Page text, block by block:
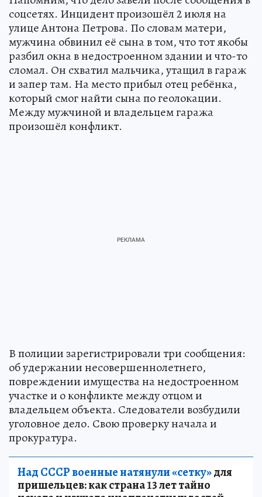
соцсетях. Инцидент произошёл 2 июля на
улице Антона Петрова. По словам матери,
мужчина обвинил её сына в том, что тот якобы
разбил окна в недостроенном здании и что-то
сломал. Он схватил мальчика, утащил в гараж
и запер там. На место прибыл отец ребёнка,
который смог найти сына по геолокации.
Между мужчиной и владельцем гаража
произошёл конфликт.
В полиции зарегистрировали три сообщения:
об удержании несовершеннолетнего,
повреждении имущества на недостроенном
участке и о конфликте между отцом и
владельцем объекта. Следователи возбудили
уголовное дело. Свою проверку начала и
прокуратура.
Над СССР военные натянули «сетку»для
пришельцев: как страна 13 лет тайно